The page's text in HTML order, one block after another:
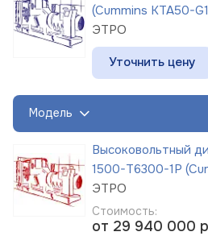
(Cummins KTA50-
ЭТРО
Уточнить цену
Модель
Высоковольтный
1500-Т6300-1Р
ЭТРО
Стоимость:
от 29 940 000